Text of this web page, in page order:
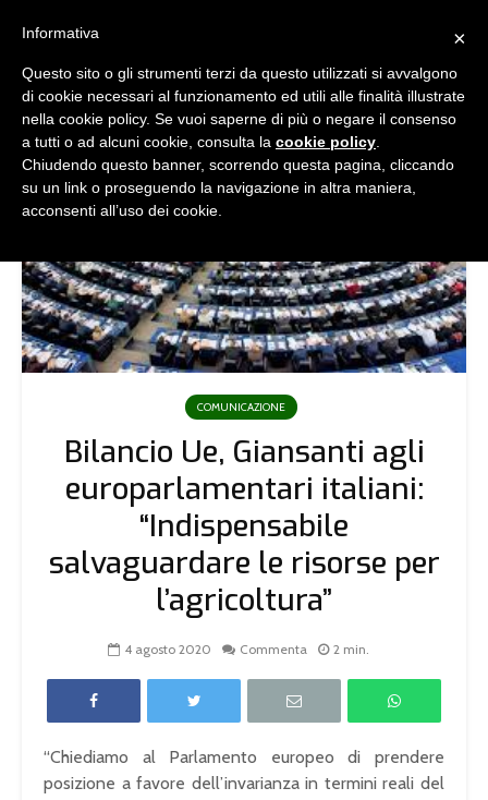
COMUNICAZIONE
Bilancio Ue, Giansanti agli
europarlamentari italiani:
“Indispensabile
salvaguardare le risorse per
l’agricoltura”
4 agosto 2020 Commenta 2 min.
“Chiediamo al Parlamento europeo di prendere
posizione a favore dell’invarianza in termini reali del
×
Informativa
Questo sito o gli strumenti terzi da questo utilizzati si avvalgono
di cookie necessari al funzionamento ed utili alle finalità illustrate
nella cookie policy. Se vuoi saperne di più o negare il consenso
a tutti o ad alcuni cookie, consulta la cookie policy
Chiudendo questo banner, scorrendo questa pagina, cliccando
su un link o proseguendo la navigazione in altra maniera,
acconsenti all’uso dei cookie.